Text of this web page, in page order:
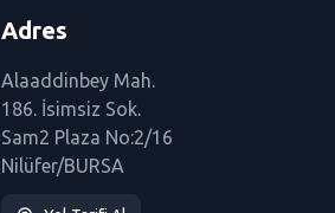
Adres
Alaaddinbey Mah.
186. İsimsiz Sok.
Sam2 Plaza No:2/16
Nilüfer/BURSA